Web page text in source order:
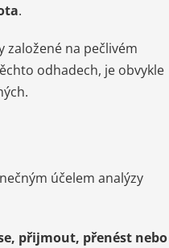
.
založené na pečlivém
odhadech, je obvykle
účelem analýzy
přijmout, přenést nebo